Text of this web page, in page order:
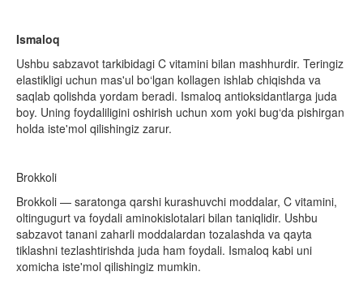
Ismaloq
Ushbu sabzavot tarkibidagi C vitamini bilan mash­hurdir. Teringiz
elastikligi uchun mas'ul bo‘lgan kollagen ishlab chiqishda va
saqlab qo­lishda yordam beradi. Ismaloq an­tioksidantlarga juda
boy. Uning foydaliligini oshirish uchun xom yoki bug‘da pishirgan
holda iste'mol qilishingiz zarur.
Brokkoli
Brokkoli — saratonga qarshi kurashuvchi moddalar, C vitamini,
oltingugurt va foydali aminokislotalari bilan taniqlidir. Ushbu
sabzavot tanani zaharli moddalardan tozalashda va qayta
tiklashni tezlashtirishda juda ham foydali. Ismaloq kabi uni
xomicha iste'mol qilishingiz mumkin.